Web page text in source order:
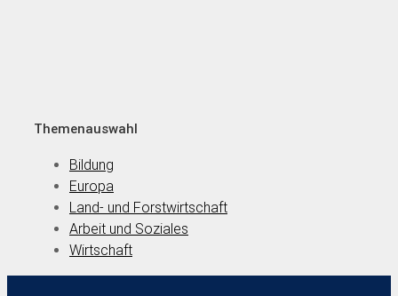
Themenauswahl
Bildung
Europa
Land- und Forstwirtschaft
Arbeit und Soziales
Wirtschaft